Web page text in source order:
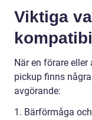
Viktiga
När en förare
pickup finns
avgörande:
1. Bärförmåga